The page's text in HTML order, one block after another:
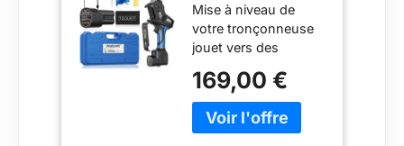
à Batterie, 6''
16.8V 2,5Ahx2
500W Avec
Verrouillage de
Sécurité et
Système de
Lubrification
Mise à niveau de
votre tronçonneuse
jouet vers des
professionnelles avec
une durée de vie
prolongée de 8 fois
169,00 €